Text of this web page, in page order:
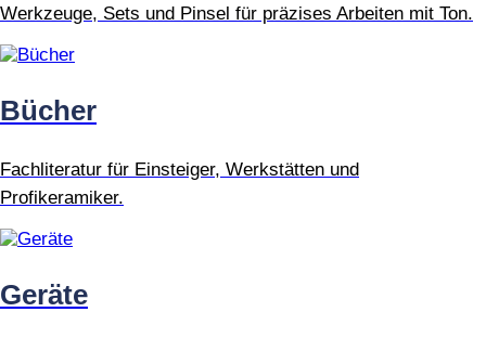
Werkzeuge, Sets und Pinsel für präzises Arbeiten mit Ton.
Bücher
Fachliteratur für Einsteiger, Werkstätten und
Profikeramiker.
Geräte